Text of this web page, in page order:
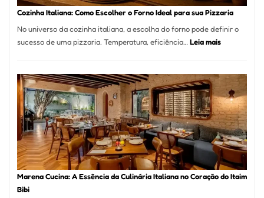
Portal
Resolver
Isso
Cozinha Italiana: Como Escolher o Forno Ideal para sua Pizzaria
No universo da cozinha italiana, a escolha do forno pode definir o
sucesso de uma pizzaria. Temperatura, eficiência…Leia mais:
Como
Escolher
o
Forno
Ideal
para
sua
Pizzaria
Marena Cucina: A Essência da Culinária Italiana no Coração do Itaim
Bibi